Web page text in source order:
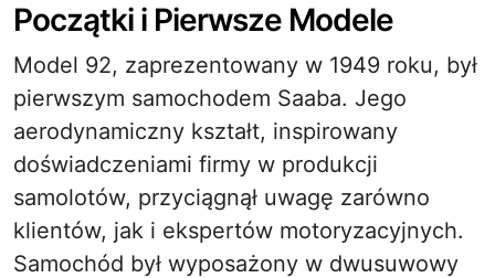
Początki i Pierwsze Modele
Model 92, zaprezentowany w 1949 roku, był
pierwszym samochodem Saaba. Jego
aerodynamiczny kształt, inspirowany
doświadczeniami firmy w produkcji
samolotów, przyciągnął uwagę zarówno
klientów, jak i ekspertów motoryzacyjnych.
Samochód był wyposażony w dwusuwowy